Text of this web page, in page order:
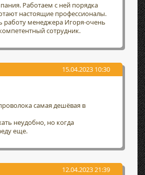
Работаем с ней порядка
настоящие профессионалы.
работу менеджера Игоря-очень
сотрудник.
15.04.2023 10:30
самая дешёвая в
неудобно, но когда
еще.
12.04.2023 21:39